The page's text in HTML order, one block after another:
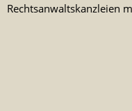
Rechtsanwaltskanzleien